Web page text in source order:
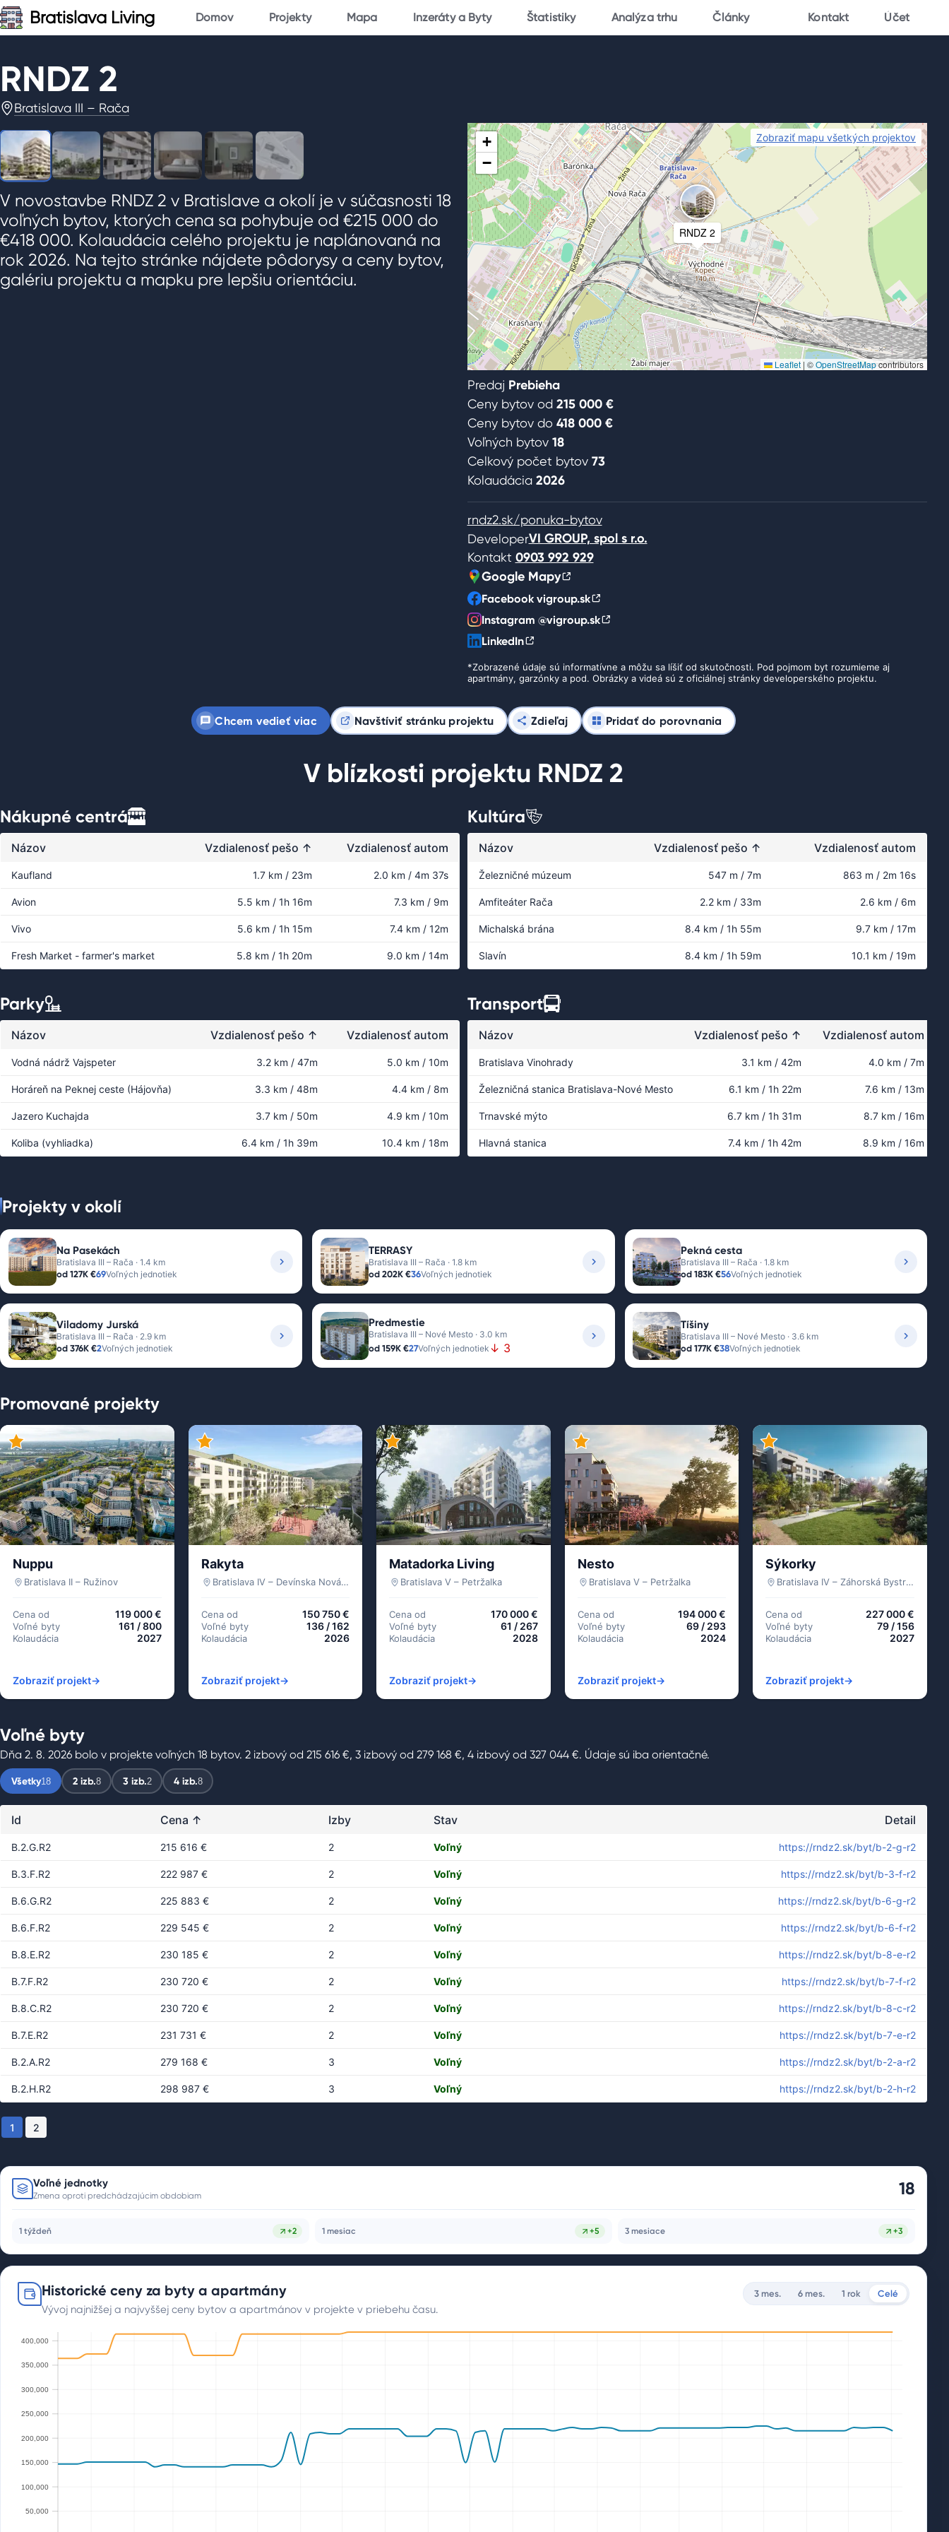
Bratislava Living Domov Projekty Mapa Inzeráty a Byty Štatistiky Analýza trhu Články Kontakt Účet
RNDZ 2
Bratislava III – Rača
1/6
V novostavbe RNDZ 2 v Bratislave a okolí je v súčasnosti 18
voľných bytov, ktorých cena sa pohybuje od €215 000 do
€418 000. Kolaudácia celého projektu je naplánovaná na
rok 2026. Na tejto stránke nájdete pôdorysy a ceny bytov,
galériu projektu a mapku pre lepšiu orientáciu.
Zobraziť mapu všetkých projektov
RNDZ 2
+
−
Leaflet | ©OpenStreetMapcontributors
Predaj Prebieha
Ceny bytov od 215 000 €
Ceny bytov do 418 000 €
Voľných bytov 18
Celkový počet bytov 73
Kolaudácia 2026
rndz2.sk/ponuka-bytov
DeveloperVI GROUP, spol s r.o.
Kontakt 0903 992 929
Google Mapy
Facebook vigroup.sk
Instagram @vigroup.sk
LinkedIn
*Zobrazené údaje sú informatívne a môžu sa líšiť od skutočnosti. Pod pojmom byt rozumieme aj
apartmány, garzónky a pod. Obrázky a videá sú z oficiálnej stránky developerského projektu.
Chcem vedieť viac Navštíviť stránku projektu Zdieľaj Pridať do porovnania
V blízkosti projektu RNDZ 2
Nákupné centrá
Názov Vzdialenosť pešo ↑ Vzdialenosť autom
Kaufland 1.7 km / 23m 2.0 km / 4m 37s
Avion 5.5 km / 1h 16m 7.3 km / 9m
Vivo 5.6 km / 1h 15m 7.4 km / 12m
Fresh Market - farmer's market 5.8 km / 1h 20m 9.0 km / 14m
Kultúra
Názov Vzdialenosť pešo ↑ Vzdialenosť autom
Železničné múzeum 547 m / 7m 863 m / 2m 16s
Amfiteáter Rača 2.2 km / 33m 2.6 km / 6m
Michalská brána 8.4 km / 1h 55m 9.7 km / 17m
Slavín 8.4 km / 1h 59m 10.1 km / 19m
Parky
Názov Vzdialenosť pešo ↑ Vzdialenosť autom
Vodná nádrž Vajspeter 3.2 km / 47m 5.0 km / 10m
Horáreň na Peknej ceste (Hájovňa) 3.3 km / 48m 4.4 km / 8m
Jazero Kuchajda 3.7 km / 50m 4.9 km / 10m
Koliba (vyhliadka) 6.4 km / 1h 39m 10.4 km / 18m
Transport
Názov Vzdialenosť pešo ↑ Vzdialenosť autom
Bratislava Vinohrady 3.1 km / 42m 4.0 km / 7m
Železničná stanica Bratislava-Nové Mesto 6.1 km / 1h 22m 7.6 km / 13m
Trnavské mýto 6.7 km / 1h 31m 8.7 km / 16m
Hlavná stanica 7.4 km / 1h 42m 8.9 km / 16m
Projekty v okolí
Na Pasekách
Bratislava III – Rača · 1.4 km
od 127K €69Voľných jednotiek
TERRASY
Bratislava III – Rača · 1.8 km
od 202K €36Voľných jednotiek
Pekná cesta
Bratislava III – Rača · 1.8 km
od 183K €56Voľných jednotiek
Viladomy Jurská
Bratislava III – Rača · 2.9 km
od 376K €2Voľných jednotiek
Predmestie
Bratislava III – Nové Mesto · 3.0 km
od 159K €27Voľných jednotiek ↓ 3
Tíšiny
Bratislava III – Nové Mesto · 3.6 km
od 177K €38Voľných jednotiek
Promované projekty
Nuppu
Bratislava II – Ružinov
Cena od 119 000 €
Voľné byty 161 / 800
Kolaudácia 2027
Zobraziť projekt→
Rakyta
Bratislava IV – Devínska Nová Ves
Cena od 150 750 €
Voľné byty 136 / 162
Kolaudácia 2026
Zobraziť projekt→
Matadorka Living
Bratislava V – Petržalka
Cena od 170 000 €
Voľné byty 61 / 267
Kolaudácia 2028
Zobraziť projekt→
Nesto
Bratislava V – Petržalka
Cena od 194 000 €
Voľné byty 69 / 293
Kolaudácia 2024
Zobraziť projekt→
Sýkorky
Bratislava IV – Záhorská Bystrica
Cena od 227 000 €
Voľné byty 79 / 156
Kolaudácia 2027
Zobraziť projekt→
Voľné byty
Dňa 2. 8. 2026 bolo v projekte voľných 18 bytov. 2 izbový od 215 616 €, 3 izbový od 279 168 €, 4 izbový od 327 044 €. Údaje sú iba orientačné.
Všetky18 2 izb.8 3 izb.2 4 izb.8
Id Cena ↑ Izby Stav Detail
B.2.G.R2 215 616 € 2 Voľný https://rndz2.sk/byt/b-2-g-r2
B.3.F.R2 222 987 € 2 Voľný https://rndz2.sk/byt/b-3-f-r2
B.6.G.R2 225 883 € 2 Voľný https://rndz2.sk/byt/b-6-g-r2
B.6.F.R2 229 545 € 2 Voľný https://rndz2.sk/byt/b-6-f-r2
B.8.E.R2 230 185 € 2 Voľný https://rndz2.sk/byt/b-8-e-r2
B.7.F.R2 230 720 € 2 Voľný https://rndz2.sk/byt/b-7-f-r2
B.8.C.R2 230 720 € 2 Voľný https://rndz2.sk/byt/b-8-c-r2
B.7.E.R2 231 731 € 2 Voľný https://rndz2.sk/byt/b-7-e-r2
B.2.A.R2 279 168 € 3 Voľný https://rndz2.sk/byt/b-2-a-r2
B.2.H.R2 298 987 € 3 Voľný https://rndz2.sk/byt/b-2-h-r2
1 2
Voľné jednotky
Zmena oproti predchádzajúcim obdobiam 18
1 týždeň +2 1 mesiac +5 3 mesiace +3
Historické ceny za byty a apartmány
Vývoj najnižšej a najvyššej ceny bytov a apartmánov v projekte v priebehu času.
3 mes. 6 mes. 1 rok Celé
50,000
100,000
150,000
200,000
250,000
300,000
350,000
400,000